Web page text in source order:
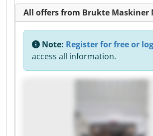
All offers from Brukte Maskiner
Note: Register for free or
access all information.